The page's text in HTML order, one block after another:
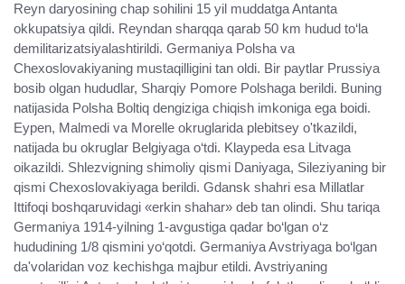
Reyn daryosining chap sohilini 15 yil muddatga Antanta
okkupatsiya qildi. Reyndan sharqqa qarab 50 km hudud to‘la
demilitarizatsiyalashtirildi. Germaniya Polsha va
Chexoslovakiyaning mustaqilligini tan oldi. Bir paytlar Prussiya
bosib olgan hududlar, Sharqiy Pomore Polshaga berildi. Buning
natijasida Polsha Boltiq dengiziga chiqish imkoniga ega boidi.
Eypen, Malmedi va Morelle okruglarida plebitsey o'tkazildi,
natijada bu okruglar Belgiyaga o‘tdi. Klaypeda esa Litvaga
oikazildi. Shlezvigning shimoliy qismi Daniyaga, Sileziyaning bir
qismi Chexoslovakiyaga berildi. Gdansk shahri esa Millatlar
Ittifoqi boshqaruvidagi «erkin shahar» deb tan olindi. Shu tariqa
Germaniya 1914-yilning 1-avgustiga qadar bo‘lgan o‘z
hududining 1/8 qismini yo‘qotdi. Germaniya Avstriyaga bo‘lgan
da'volaridan voz kechishga majbur etildi. Avstriyaning